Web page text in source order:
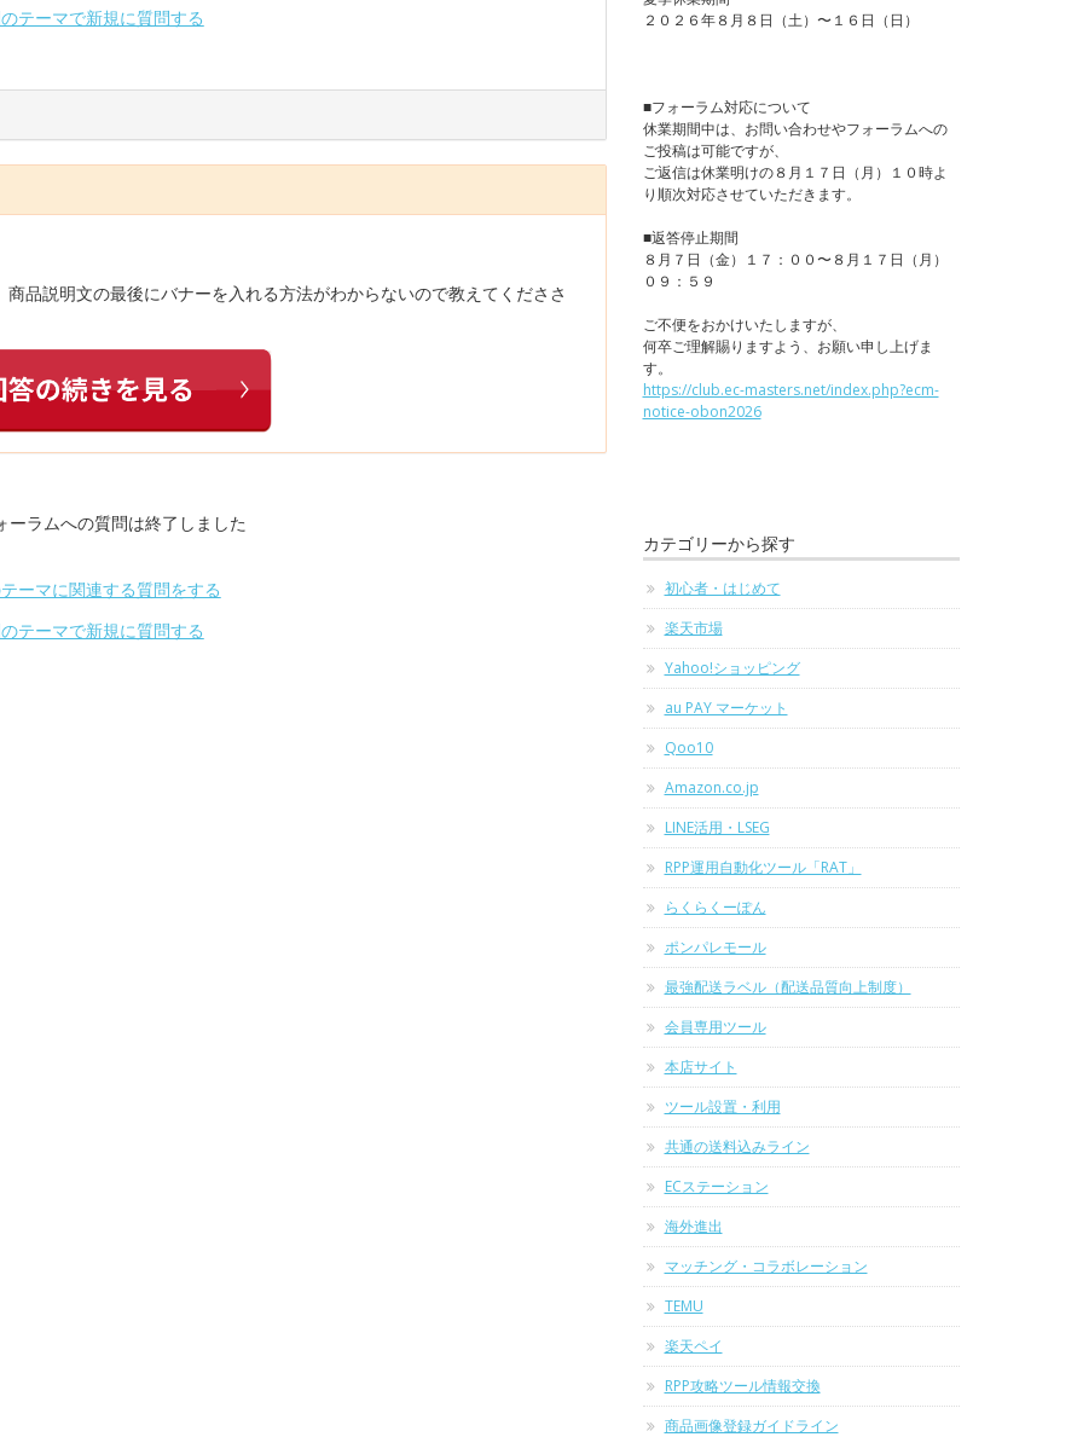
テーマで新規に質問する
品説明文の最後にバナーを入れる方法がわからないので教えてくだささ
ーラムへの質問は終了しました
ーマに関連する質問をする
テーマで新規に質問する
２０２６年８月８日（土）〜１６日（日）
■フォーラム対応について
休業期間中は、お問い合わせやフォーラムへの
ご投稿は可能ですが、
ご返信は休業明けの８月１７日（月）１０時よ
り順次対応させていただきます。
■返答停止期間
８月７日（金）１７：００〜８月１７日（月）
０９：５９
ご不便をおかけいたしますが、
何卒ご理解賜りますよう、お願い申し上げま
す。
https://club.ec-masters.net/index.php?ecm-
notice-obon2026
カテゴリーから探す
初心者・はじめて
楽天市場
Yahoo!ショッピング
au PAY マーケット
Qoo10
Amazon.co.jp
LINE活用・LSEG
RPP運用自動化ツール「RAT」
らくらくーぽん
ポンパレモール
最強配送ラベル（配送品質向上制度）
会員専用ツール
本店サイト
ツール設置・利用
共通の送料込みライン
ECステーション
海外進出
マッチング・コラボレーション
TEMU
楽天ペイ
RPP攻略ツール情報交換
商品画像登録ガイドライン